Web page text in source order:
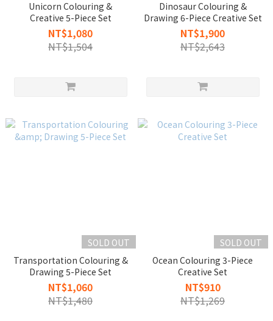
Unicorn Colouring &
Creative 5-Piece Set
NT$1,080
NT$1,504
Dinosaur Colouring &
Drawing 6-Piece Creative Set
NT$1,900
NT$2,643
SOLD OUT
Transportation Colouring &
Drawing 5-Piece Set
NT$1,060
NT$1,480
SOLD OUT
Ocean Colouring 3-Piece
Creative Set
NT$910
NT$1,269